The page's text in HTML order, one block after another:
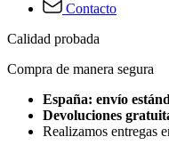
Contacto
Calidad probada
Compra de manera segura
España: envío
Devoluciones
Realizamos entregas